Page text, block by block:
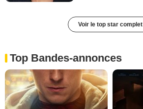
Voir le top star complet
Top Bandes-annonces